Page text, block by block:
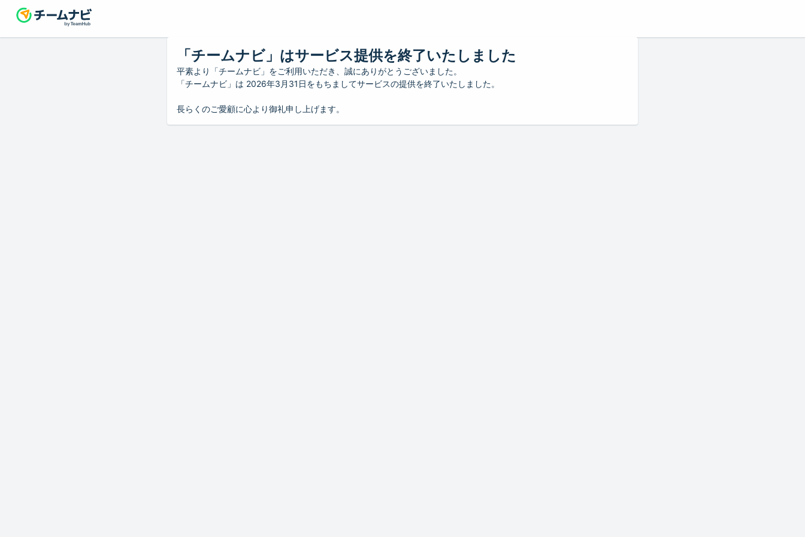
「チームナビ」はサービス提供を終了いたしました
平素より「チームナビ」をご利用いただき、誠にありがとうございました。
「チームナビ」は 2026年3月31日をもちましてサービスの提供を終了いたしました。
長らくのご愛顧に心より御礼申し上げます。